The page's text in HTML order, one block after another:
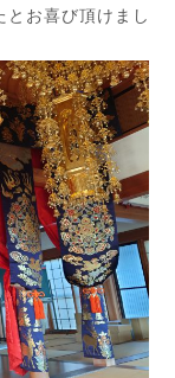
とお喜び頂けまし